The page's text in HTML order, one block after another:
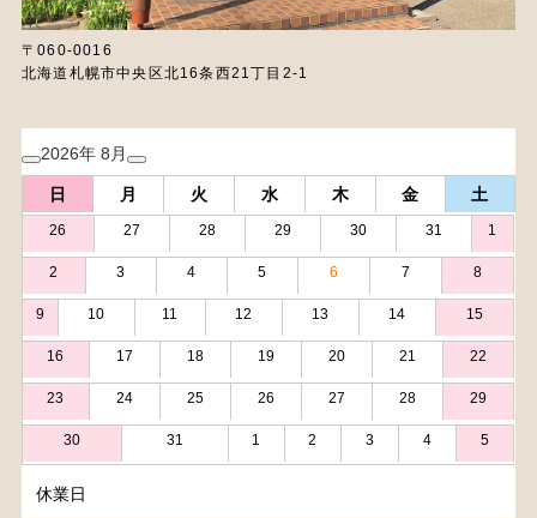
〒060-0016
北海道札幌市中央区北16条西21丁目2-1
2026年 8月
日 月 火 水 木 金 土
26 27 28 29 30 31 1
2 3 4 5 6 7 8
9 10 11 12 13 14 15
16 17 18 19 20 21 22
23 24 25 26 27 28 29
30 31 1 2 3 4 5
休業日